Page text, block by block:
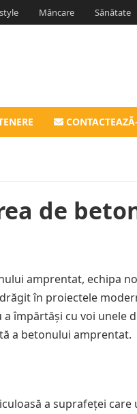
Mâncare Sănătate
de
amprentat, echipa
în proiectele
împărtăși cu voi unele
a betonului amprentat.
a suprafeței care